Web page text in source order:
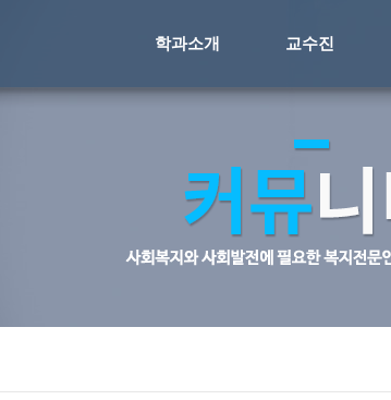
학과소개 교수진